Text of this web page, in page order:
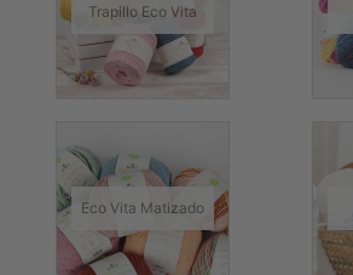
Políticas
Compra
Diseños
Trapillo Eco Vita
Eco Vita Matizado